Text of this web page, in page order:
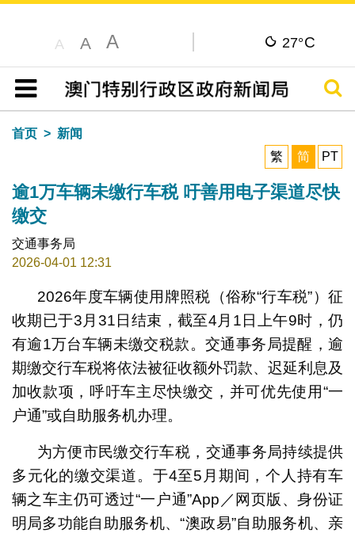
A A A 27°C
目录
搜寻
首页
新闻
繁
简 PT
逾1万车辆未缴行车税 吁善用电子渠道尽快
缴交
交通事务局
2026-04-01 12:31
2026年度车辆使用牌照税（俗称“行车税”）征
收期已于3月31日结束，截至4月1日上午9时，仍
有逾1万台车辆未缴交税款。交通事务局提醒，逾
期缴交行车税将依法被征收额外罚款、迟延利息及
加收款项，呼吁车主尽快缴交，并可优先使用“一
户通”或自助服务机办理。
为方便市民缴交行车税，交通事务局持续提供
多元化的缴交渠道。于4至5月期间，个人持有车
辆之车主仍可透过“一户通”App／网页版、身份证
明局多功能自助服务机、“澳政易”自助服务机、亲